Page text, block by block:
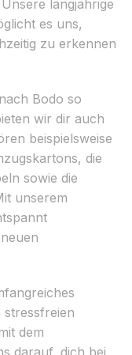
langjährige
es uns,
zu erkennen
Bodo so
wir dir auch
beispielsweise
die
sowie die
unserem
stressfreien
dem
darauf, dich bei